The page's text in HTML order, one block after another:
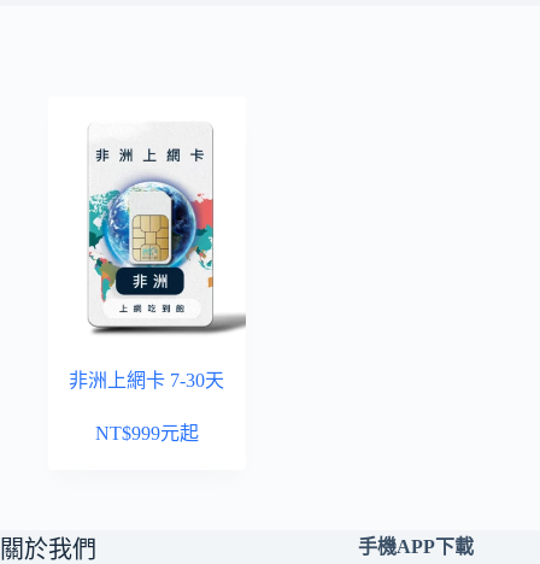
非洲上網卡 7-30天
NT$999元起
關於我們 手機APP下載